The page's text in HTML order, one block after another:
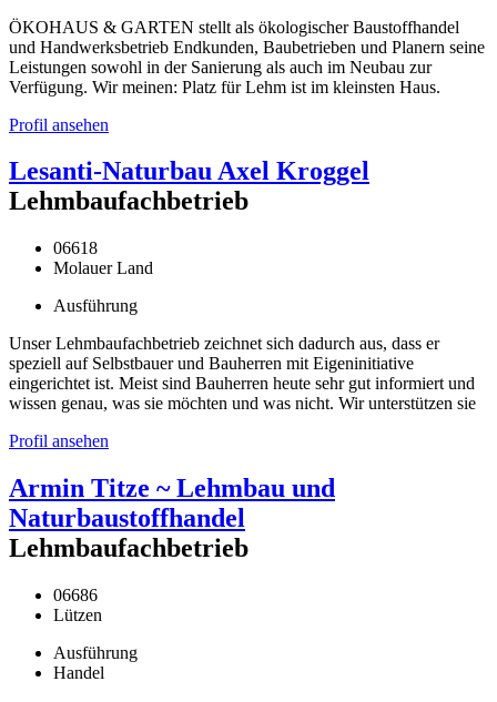
ÖKOHAUS & GARTEN stellt als ökologischer Baustoffhandel
und Handwerksbetrieb Endkunden, Baubetrieben und Planern seine
Leistungen sowohl in der Sanierung als auch im Neubau zur
Verfügung. Wir meinen: Platz für Lehm ist im kleinsten Haus.
Profil ansehen
Lesanti-Naturbau Axel Kroggel
Lehmbaufachbetrieb
06618
Molauer Land
Ausführung
Unser Lehmbaufachbetrieb zeichnet sich dadurch aus, dass er
speziell auf Selbstbauer und Bauherren mit Eigeninitiative
eingerichtet ist. Meist sind Bauherren heute sehr gut informiert und
wissen genau, was sie möchten und was nicht. Wir unterstützen sie
Profil ansehen
Armin Titze ~ Lehmbau und
Naturbaustoffhandel
Lehmbaufachbetrieb
06686
Lützen
Ausführung
Handel